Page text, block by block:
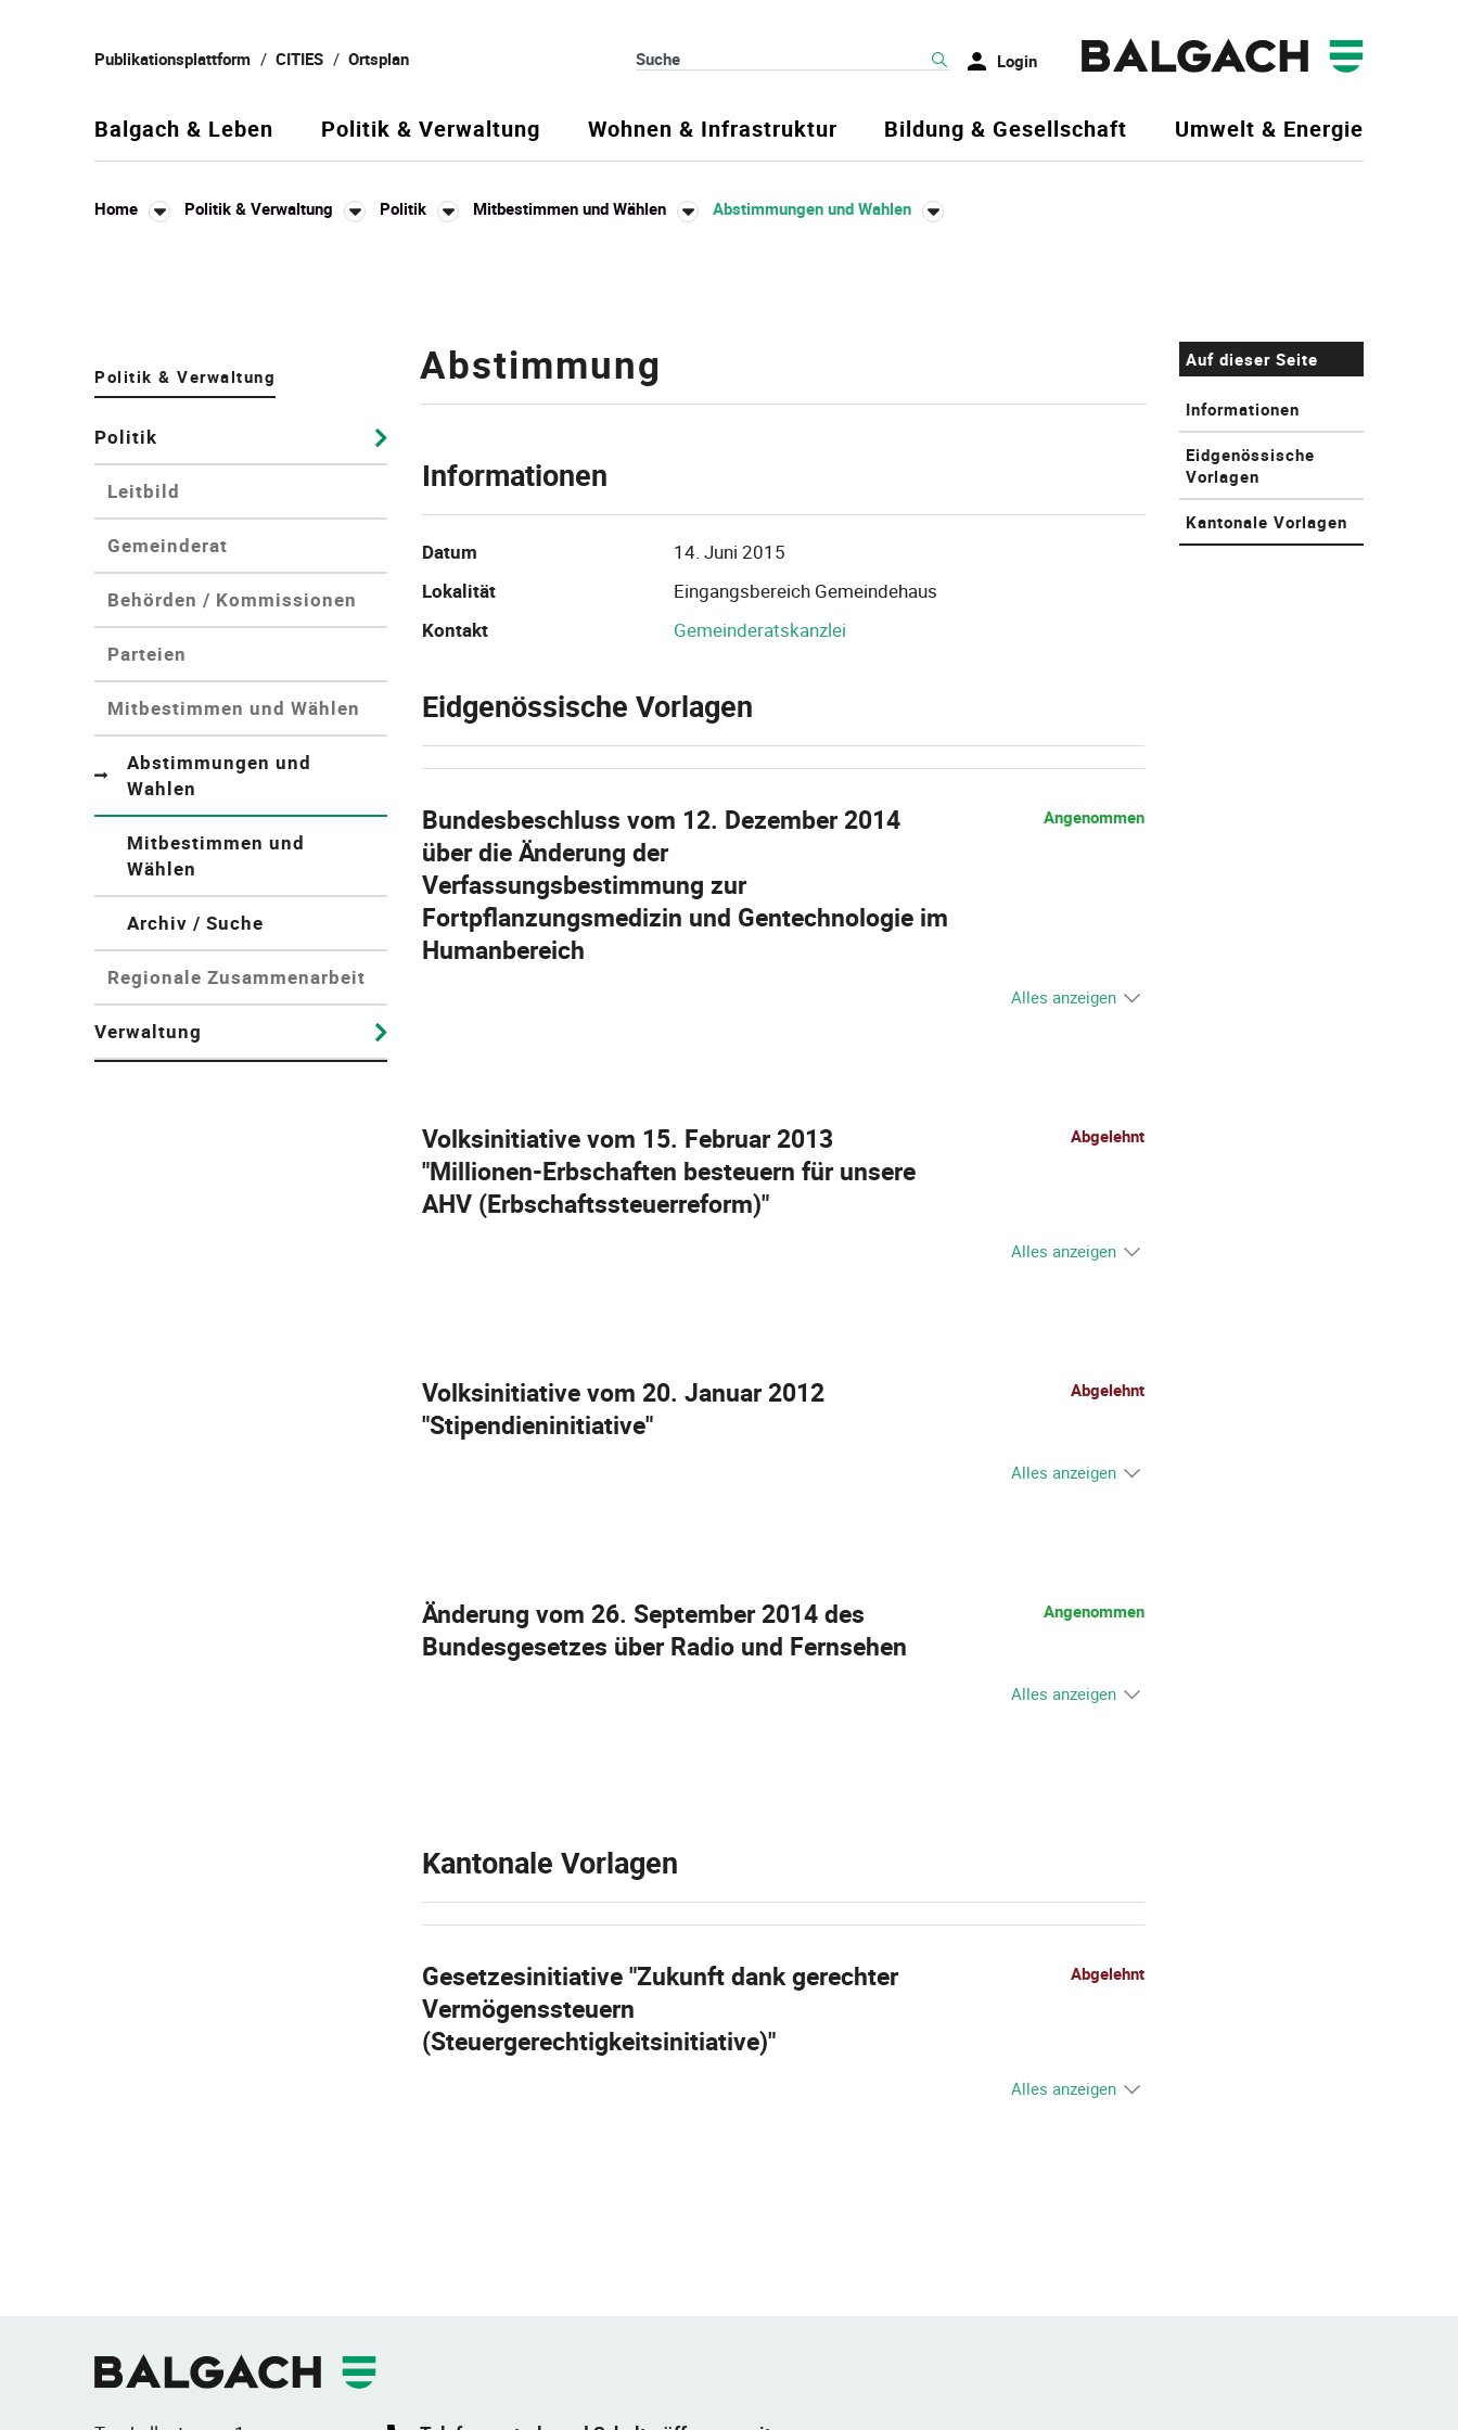
KopfzeilePublikationsplattform CITIES Ortsplan Suche Login
Balgach & Leben Politik & Verwaltung Wohnen & Infrastruktur Bildung & Gesellschaft Umwelt & Energie
Home Politik & Verwaltung Politik Mitbestimmen und Wählen Abstimmungen und Wahlen
Politik & Verwaltung
Politik
Leitbild
Gemeinderat
Behörden / Kommissionen
Parteien
Mitbestimmen und Wählen
Abstimmungen und
Wahlen
Mitbestimmen und
Wählen
Archiv / Suche
Regionale Zusammenarbeit
Verwaltung
Abstimmung
Informationen
Datum
14. Juni 2015
Lokalität
Eingangsbereich Gemeindehaus
Kontakt
Gemeinderatskanzlei
Eidgenössische Vorlagen
Bundesbeschluss vom 12. Dezember 2014
über die Änderung der
Verfassungsbestimmung zur
Fortpflanzungsmedizin und Gentechnologie im
Humanbereich
Angenommen
Alles anzeigen
Volksinitiative vom 15. Februar 2013
"Millionen-Erbschaften besteuern für unsere
AHV (Erbschaftssteuerreform)"
Abgelehnt
Alles anzeigen
Volksinitiative vom 20. Januar 2012
"Stipendieninitiative"
Abgelehnt
Alles anzeigen
Änderung vom 26. September 2014 des
Bundesgesetzes über Radio und Fernsehen
Angenommen
Alles anzeigen
Kantonale Vorlagen
Gesetzesinitiative "Zukunft dank gerechter
Vermögenssteuern
(Steuergerechtigkeitsinitiative)"
Abgelehnt
Alles anzeigen
Auf dieser Seite
Informationen
Eidgenössische
Vorlagen
Kantonale Vorlagen